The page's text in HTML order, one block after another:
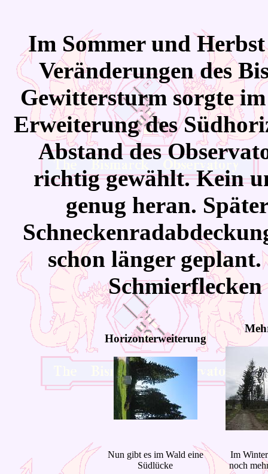
Im Sommer und
Veränderungen des
Gewittersturm sorgte
Erweiterung des
Abstand des
richtig gewählt. Kein
genug heran.
schon länger
Horizonterweiterung
Nun gibt es im Wald eine
Südlücke
Im
noch